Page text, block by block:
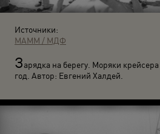
Источники:
МАММ / МДФ
Зарядка на берегу. Моряки
год. Автор: Евгений Халдей.